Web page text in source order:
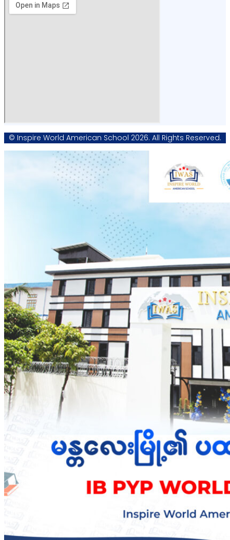
© Inspire World American School 2026. All Rights Reserved.